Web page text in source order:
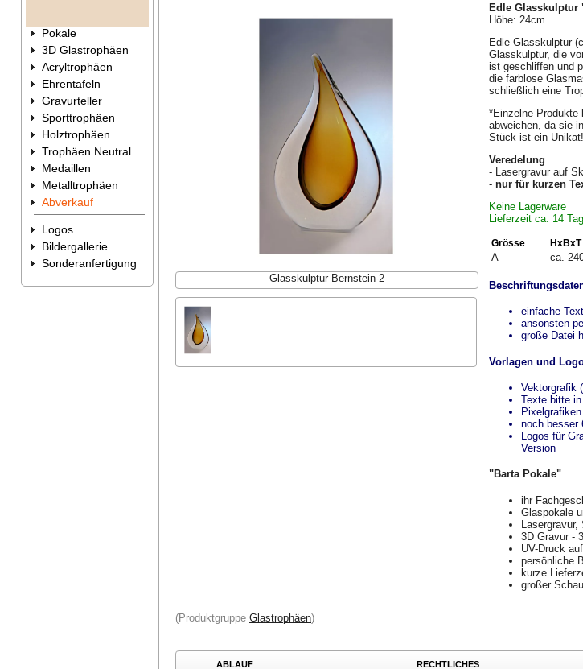
Pokale
3D Glastrophäen
Acryltrophäen
Ehrentafeln
Gravurteller
Sporttrophäen
Holztrophäen
Trophäen Neutral
Medaillen
Metalltrophäen
Abverkauf
Logos
Bildergallerie
Sonderanfertigung
Glasskulptur Bernstein-2
Edle Glasskulptur
Höhe: 24cm
Edle Glasskulptur
Glasskulptur, die
ist geschliffen und
die farblose
schließlich eine
*Einzelne Produkte
abweichen, da sie in
Stück ist ein
Veredelung
- Lasergravur auf
- nur für kurzen
Keine Lagerware
Lieferzeit ca. 14
Grösse HxBxT
A ca.
einfache
ansonsten
große Datei
Vorlagen und
Vektorgrafik
Texte bitte
noch besser
Logos für
Version
"Barta Pokale"
ihr
Glaspokale
Lasergravur,
3D Gravur -
UV-Druck
persönliche
kurze
großer
(Produktgruppe Glastrophäen)
ABLAUF RECHTLICHES